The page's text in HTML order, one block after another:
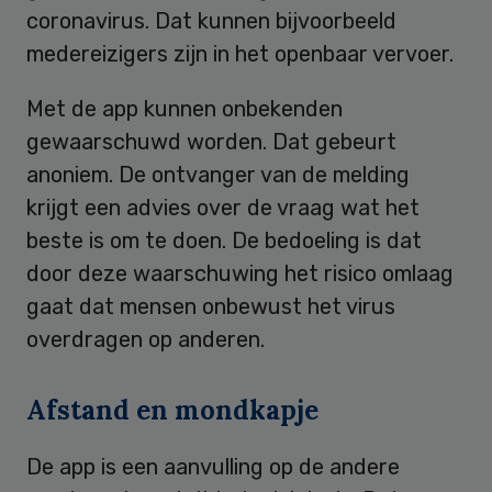
coronavirus. Dat kunnen bijvoorbeeld
medereizigers zijn in het openbaar vervoer.
Met de app kunnen onbekenden
gewaarschuwd worden. Dat gebeurt
anoniem. De ontvanger van de melding
krijgt een advies over de vraag wat het
beste is om te doen. De bedoeling is dat
door deze waarschuwing het risico omlaag
gaat dat mensen onbewust het virus
overdragen op anderen.
Afstand en mondkapje
De app is een aanvulling op de andere